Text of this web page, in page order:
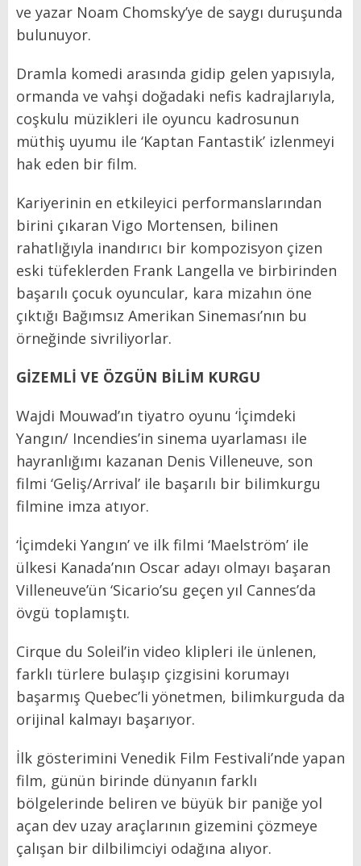
ve yazar Noam Chomsky’ye de saygı duruşunda
bulunuyor.
Dramla komedi arasında gidip gelen yapısıyla,
ormanda ve vahşi doğadaki nefis kadrajlarıyla,
coşkulu müzikleri ile oyuncu kadrosunun
müthiş uyumu ile ‘Kaptan Fantastik’ izlenmeyi
hak eden bir film.
Kariyerinin en etkileyici performanslarından
birini çıkaran Vigo Mortensen, bilinen
rahatlığıyla inandırıcı bir kompozisyon çizen
eski tüfeklerden Frank Langella ve birbirinden
başarılı çocuk oyuncular, kara mizahın öne
çıktığı Bağımsız Amerikan Sineması’nın bu
örneğinde sivriliyorlar.
GİZEMLİ VE ÖZGÜN BİLİM KURGU
Wajdi Mouwad’ın tiyatro oyunu ‘İçimdeki
Yangın/ Incendies’in sinema uyarlaması ile
hayranlığımı kazanan Denis Villeneuve, son
filmi ‘Geliş/Arrival’ ile başarılı bir bilimkurgu
filmine imza atıyor.
‘İçimdeki Yangın’ ve ilk filmi ‘Maelström’ ile
ülkesi Kanada’nın Oscar adayı olmayı başaran
Villeneuve’ün ‘Sicario’su geçen yıl Cannes’da
övgü toplamıştı.
Cirque du Soleil’in video klipleri ile ünlenen,
farklı türlere bulaşıp çizgisini korumayı
başarmış Quebec’li yönetmen, bilimkurguda da
orijinal kalmayı başarıyor.
İlk gösterimini Venedik Film Festivali’nde yapan
film, günün birinde dünyanın farklı
bölgelerinde beliren ve büyük bir paniğe yol
açan dev uzay araçlarının gizemini çözmeye
çalışan bir dilbilimciyi odağına alıyor.